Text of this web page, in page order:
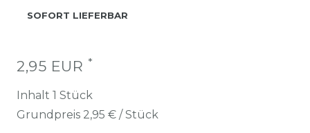
SOFORT LIEFERBAR
2,95 EUR *
Inhalt 1 Stück
Grundpreis 2,95 € / Stück